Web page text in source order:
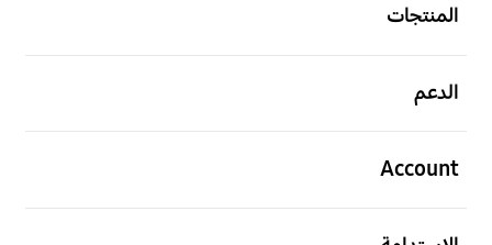
المنتجات
الدعم
Account